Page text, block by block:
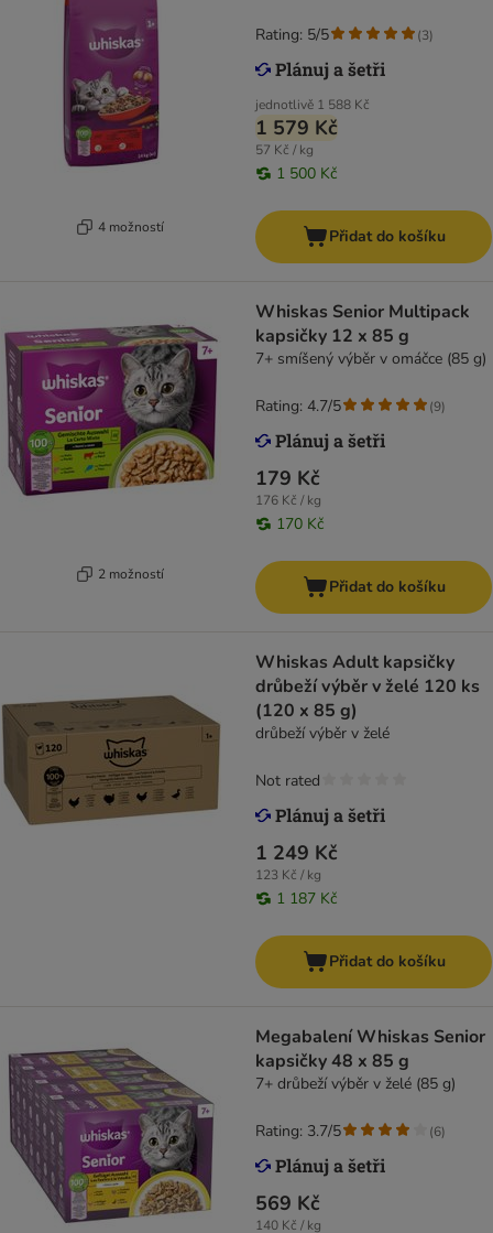
4 možností
jednotlivě 1 588 Kč
1 579 Kč
57 Kč / kg
1 500 Kč
Rating: 5/5 (3)
Přidat do košíku
2 možností
Whiskas Senior Multipack
kapsičky 12 x 85 g
7+ smíšený výběr v omáčce (85 g)
179 Kč
176 Kč / kg
170 Kč
Rating: 4.7/5 (9)
Přidat do košíku
Whiskas Adult kapsičky
drůbeží výběr v želé 120 ks
(120 x 85 g)
drůbeží výběr v želé
1 249 Kč
123 Kč / kg
1 187 Kč
Not rated
Přidat do košíku
Megabalení Whiskas Senior
kapsičky 48 x 85 g
7+ drůbeží výběr v želé (85 g)
569 Kč
140 Kč / kg
Rating: 3.7/5 (6)